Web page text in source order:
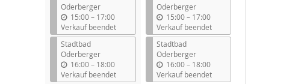
Oderberger
15:00 –b
i
s
17:00
Verkauf beendet
Stadtbad
Oderberger
16:00 –b
i
18:00
Verkauf beendet
Oderberger
15:00 –b
i
s
17:00
Verkauf beendet
Stadtbad
Oderberger
16:00 –b
i
18:00
Verkauf beendet